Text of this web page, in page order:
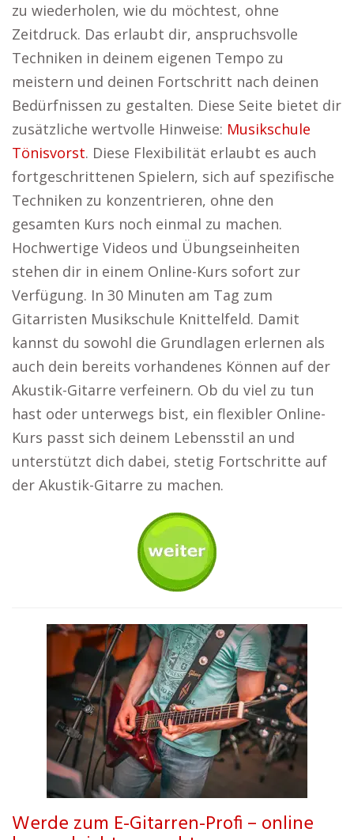
zu wiederholen, wie du möchtest, ohne
Zeitdruck. Das erlaubt dir, anspruchsvolle
Techniken in deinem eigenen Tempo zu
meistern und deinen Fortschritt nach deinen
Bedürfnissen zu gestalten. Diese Seite bietet dir
zusätzliche wertvolle Hinweise: Musikschule
Tönisvorst. Diese Flexibilität erlaubt es auch
fortgeschrittenen Spielern, sich auf spezifische
Techniken zu konzentrieren, ohne den
gesamten Kurs noch einmal zu machen.
Hochwertige Videos und Übungseinheiten
stehen dir in einem Online-Kurs sofort zur
Verfügung. In 30 Minuten am Tag zum
Gitarristen Musikschule Knittelfeld. Damit
kannst du sowohl die Grundlagen erlernen als
auch dein bereits vorhandenes Können auf der
Akustik-Gitarre verfeinern. Ob du viel zu tun
hast oder unterwegs bist, ein flexibler Online-
Kurs passt sich deinem Lebensstil an und
unterstützt dich dabei, stetig Fortschritte auf
der Akustik-Gitarre zu machen.
Werde zum E-Gitarren-Profi – online